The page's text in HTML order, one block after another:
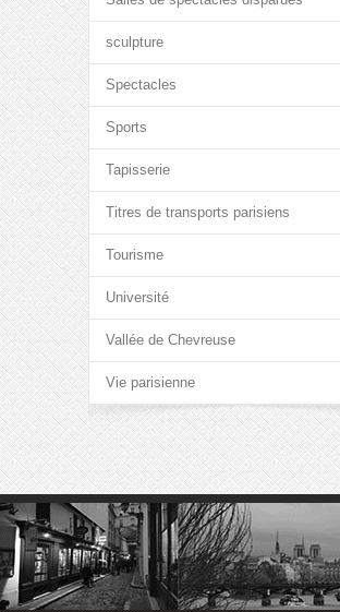
sculpture
Spectacles
Sports
Tapisserie
Titres de transports parisiens
Tourisme
Université
Vallée de Chevreuse
Vie parisienne